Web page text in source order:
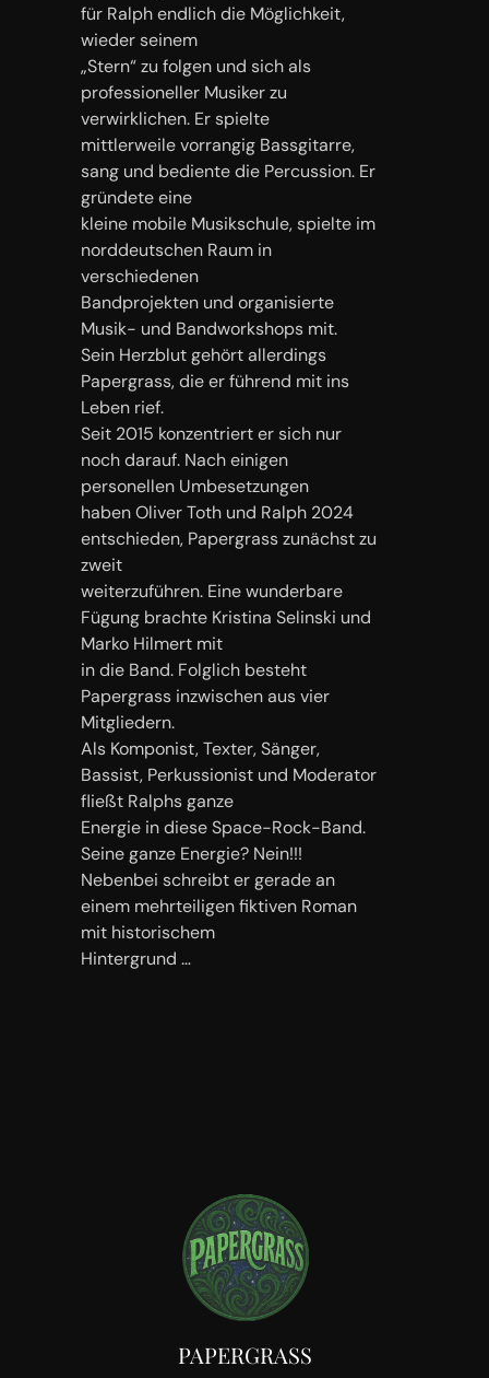
für Ralph endlich die Möglichkeit,
wieder seinem
„Stern“ zu folgen und sich als
professioneller Musiker zu
verwirklichen. Er spielte
mittlerweile vorrangig Bassgitarre,
sang und bediente die Percussion. Er
gründete eine
kleine mobile Musikschule, spielte im
norddeutschen Raum in
verschiedenen
Bandprojekten und organisierte
Musik- und Bandworkshops mit.
Sein Herzblut gehört allerdings
Papergrass, die er führend mit ins
Leben rief.
Seit 2015 konzentriert er sich nur
noch darauf. Nach einigen
personellen Umbesetzungen
haben Oliver Toth und Ralph 2024
entschieden, Papergrass zunächst zu
zweit
weiterzuführen. Eine wunderbare
Fügung brachte Kristina Selinski und
Marko Hilmert mit
in die Band. Folglich besteht
Papergrass inzwischen aus vier
Mitgliedern.
Als Komponist, Texter, Sänger,
Bassist, Perkussionist und Moderator
fließt Ralphs ganze
Energie in diese Space-Rock-Band.
Seine ganze Energie? Nein!!!
Nebenbei schreibt er gerade an
einem mehrteiligen fiktiven Roman
mit historischem
Hintergrund …
PAPERGRASS